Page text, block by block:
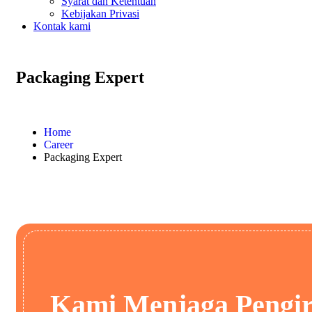
Kebijakan Privasi
Kontak kami
Packaging Expert
Home
Career
Packaging Expert
Kami Menjaga